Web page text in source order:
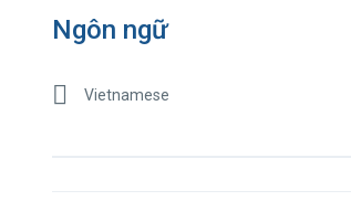
Ngôn ngữ
Vietnamese